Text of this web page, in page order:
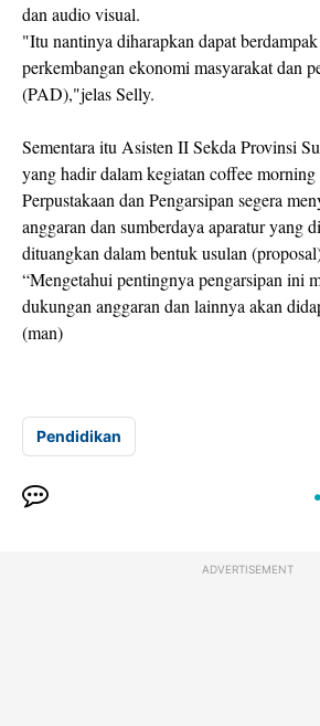
dan audio visual.
"Itu nantinya diharapkan dapat
perkembangan ekonomi masyarakat dan
(PAD),"jelas Selly.
Sementara itu Asisten II Sekda Provinsi
yang hadir dalam kegiatan coffee
Perpustakaan dan Pengarsipan segera
anggaran dan sumberdaya aparatur yang
dituangkan dalam bentuk usulan
“Mengetahui pentingnya pengarsipan ini
dukungan anggaran dan lainnya akan
(man)
Pendidikan
ADVERTISEMENT